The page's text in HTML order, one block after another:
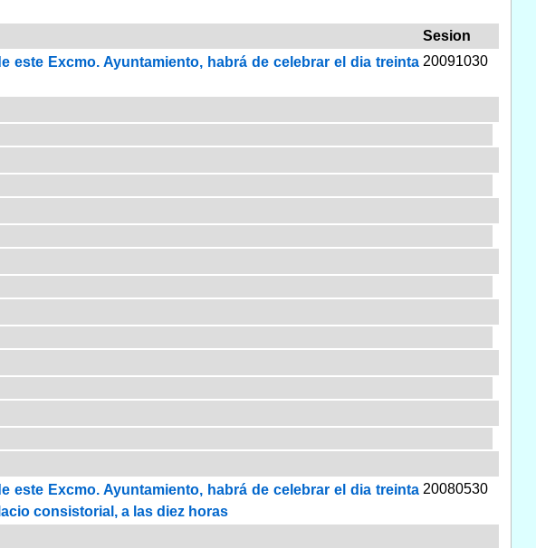
Sesion
este Excmo. Ayuntamiento, habrá de celebrar el dia treinta 20091030
este Excmo. Ayuntamiento, habrá de celebrar el dia treinta
consistorial, a las diez horas
20080530